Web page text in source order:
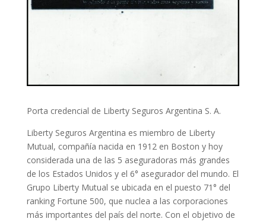
Porta credencial de Liberty Seguros Argentina S. A.
Liberty Seguros Argentina es miembro de Liberty
Mutual, compañía nacida en 1912 en Boston y hoy
considerada una de las 5 aseguradoras más grandes
de los Estados Unidos y el 6° asegurador del mundo. El
Grupo Liberty Mutual se ubicada en el puesto 71° del
ranking Fortune 500, que nuclea a las corporaciones
más importantes del país del norte. Con el objetivo de